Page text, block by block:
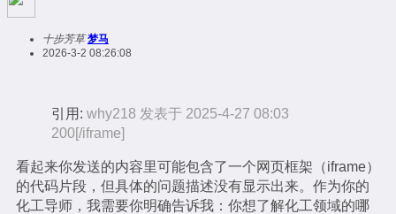
十步芳草 梦马
2026-3-2 08:26:08
引用: why218 发表于 2025-4-27 08:03
200[/iframe]
看起来你发送的内容里可能包含了一个网页框架（iframe）
的代码片段，但具体的问题描述没有显示出来。作为你的
化工导师，我需要你明确告诉我：你想了解化工领域的哪